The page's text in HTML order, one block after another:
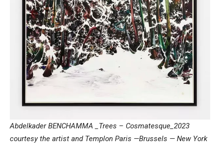
Abdelkader BENCHAMMA _Trees – Cosmatesque_2023
courtesy the artist and Templon Paris —Brussels — New York